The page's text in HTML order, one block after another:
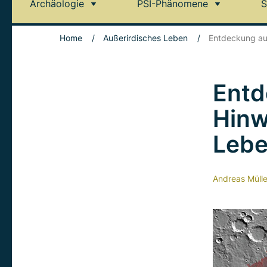
Archäologie PSI-Phänomene
Home / Außerirdisches Leben / Entdeckung
Andreas